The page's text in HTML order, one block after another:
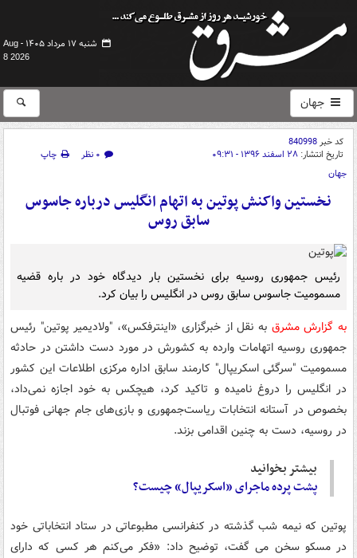
شنبه ۱۷ مرداد ۱۴۰۵ -
Aug
8 2026
جهان
کد خبر840998
تاریخ انتشار: ۲۸ اسفند ۱۳۹۶ - ۰۹:۳۱ ۰ نظر
چاپ
جهان
نخستین واکنش پوتین به اتهام انگلیس درباره جاسوس
سابق روس
رئیس جمهوری روسیه برای نخستین بار دیدگاه خود در باره قضیه
مسمومیت جاسوس سابق روس در انگلیس را بیان کرد.
به گزارش مشرقبه نقل از خبرگزاری «اینترفکس»، "ولادیمیر پوتین" رئیس
جمهوری روسیه اتهامات وارده به کشورش در مورد دست داشتن در حادثه
مسمومیت "سرگئی اسکریپال" کارمند سابق اداره مرکزی اطلاعات این کشور
در انگلیس را دروغ نامیده و تاکید کرد، هیچکس به خود اجازه نمی‌داد،
بخصوص در آستانه انتخابات ریاست‌جمهوری و بازی‌های جام جهانی فوتبال
در روسیه، دست به چنین اقدامی بزند.
بیشتر بخوانید
پشت پرده ماجرای «اسکریپال» چیست؟
پوتین که نیمه شب گذشته در کنفرانسی مطبوعاتی در ستاد انتخاباتی خود
در مسکو سخن می گفت، توضیح داد: «فکر می‌کنم هر کسی که دارای